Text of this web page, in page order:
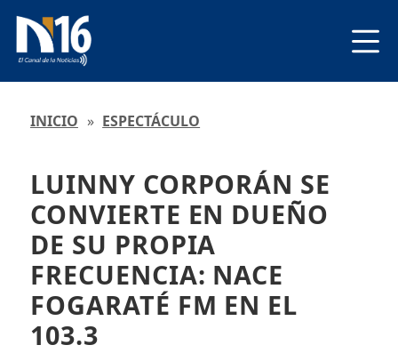
INICIO » ESPECTÁCULO
LUINNY CORPORÁN SE
CONVIERTE EN DUEÑO
DE SU PROPIA
FRECUENCIA: NACE
FOGARATÉ FM EN EL
103.3